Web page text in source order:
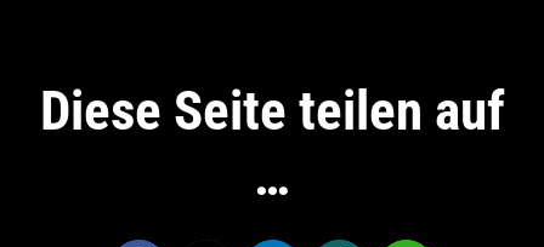
Diese Seite teilen auf
…